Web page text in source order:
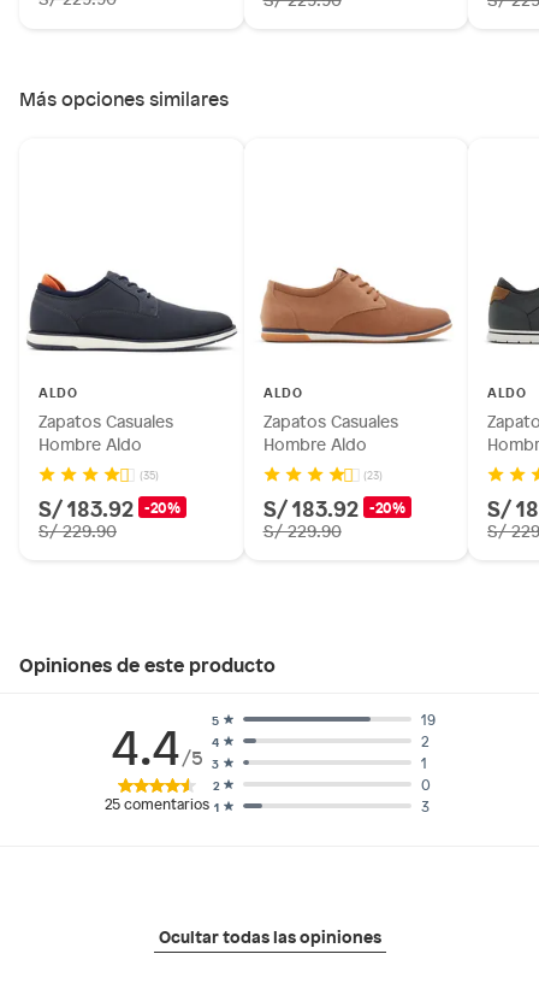
Más opciones similares
ALDO
Zapatos Casuales
Hombre Aldo
(35)
S/ 183.92 -20%
S/ 229.90
ALDO
Zapatos Casuales
Hombre Aldo
(23)
S/ 183.92 -20%
S/ 229.90
ALDO
S/
S/
Opiniones de este producto
4.4/5
25 comentarios 1 3
2 0
3 1
4 2
5 19
Ocultar todas las opiniones